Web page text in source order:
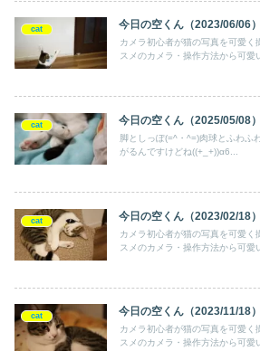
cat 今日の空くん（2023/06/06）
カメラ初心者が猫の写真を可愛く
スメのカメラ・操作方法から可愛
cat 今日の空くん（2025/05/08）
脚としっぽ(=^・^=)肉球とふわふ
がるんですけどね((+_+))α6...
cat 今日の空くん（2023/02/18）
カメラ初心者が猫の写真を可愛く
スメのカメラ・操作方法から可愛
cat 今日の空くん（2023/11/18）
カメラ初心者が猫の写真を可愛く
スメのカメラ・操作方法から可愛